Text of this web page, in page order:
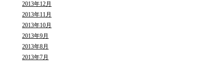
2013年12月
2013年11月
2013年10月
2013年9月
2013年8月
2013年7月